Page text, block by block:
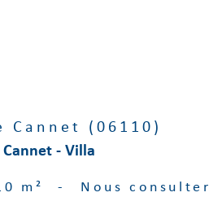
Cannet (06110)
Cannet - Villa
m² - Nous consulter